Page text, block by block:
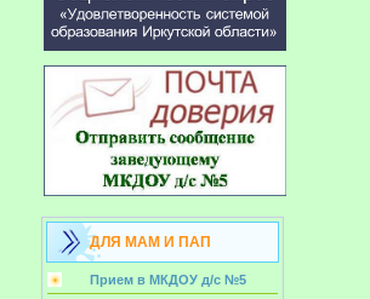
ДЛЯ МАМ И ПАП
Прием в МКДОУ д/с №5